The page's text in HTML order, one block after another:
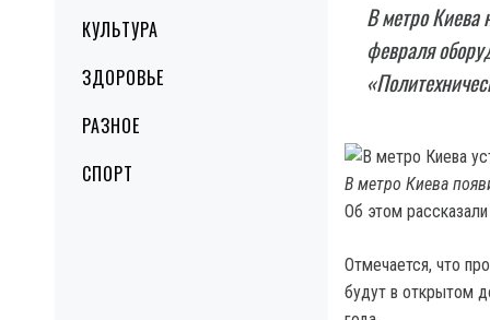
КУЛЬТУРА
ЗДОРОВЬЕ
РАЗНОЕ
СПОРТ
В метро Киева
февраля
В метро Киева
Об этом
Отмечается, что
будут в открытом